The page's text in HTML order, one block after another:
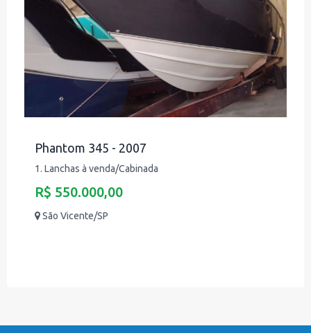
Phantom 345 - 2007
1. Lanchas à venda/Cabinada
R$ 550.000,00
São Vicente/SP